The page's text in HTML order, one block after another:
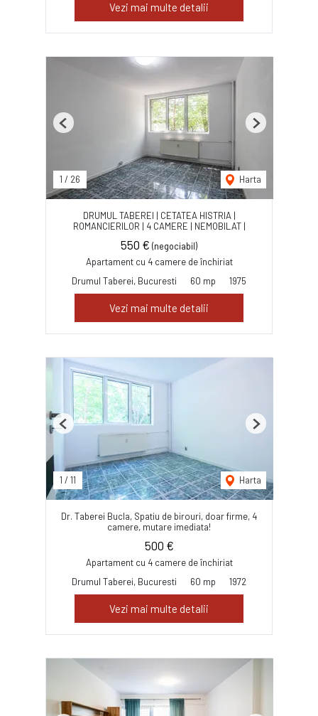
Vezi mai multe detalii
1 / 26 Harta
Previous Next
DRUMUL TABEREI | CETATEA HISTRIA |
ROMANCIERILOR | 4 CAMERE | NEMOBILAT |
550 € (negociabil)
Apartament cu 4 camere de închiriat
Drumul Taberei, Bucuresti
60 mp 1975
Vezi mai multe detalii
1 / 11 Harta
Previous Next
Dr. Taberei Bucla, Spatiu de birouri, doar firme, 4
camere, mutare imediata!
500 €
Apartament cu 4 camere de închiriat
Drumul Taberei, Bucuresti
60 mp 1972
Vezi mai multe detalii